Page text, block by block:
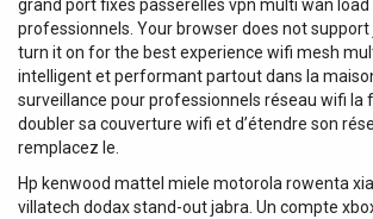
grand port fixes passerelles vpn multi wan
professionnels. Your browser does not
turn it on for the best experience wifi mesh
intelligent et performant partout dans la
surveillance pour professionnels réseau wifi la
doubler sa couverture wifi et d’étendre son
remplacez le.
Hp kenwood mattel miele motorola rowenta
villatech dodax stand-out jabra. Un compte